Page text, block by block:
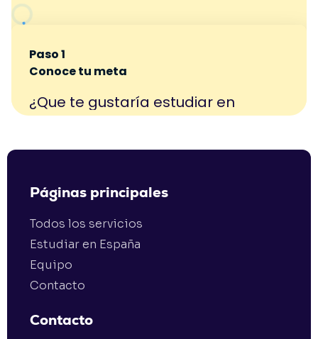
Páginas principales
Todos los servicios
Estudiar en España
Equipo
Contacto
Contacto